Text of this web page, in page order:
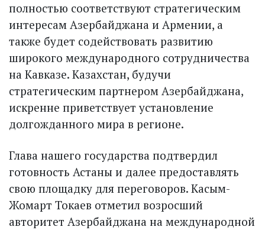
полностью соответствуют стратегическим
интересам Азербайджана и Армении, а
также будет содействовать развитию
широкого международного сотрудничества
на Кавказе. Казахстан, будучи
стратегическим партнером Азербайджана,
искренне приветствует установление
долгожданного мира в регионе.
Глава нашего государства подтвердил
готовность Астаны и далее предоставлять
свою площадку для переговоров. Касым-
Жомарт Токаев отметил возросший
авторитет Азербайджана на международной